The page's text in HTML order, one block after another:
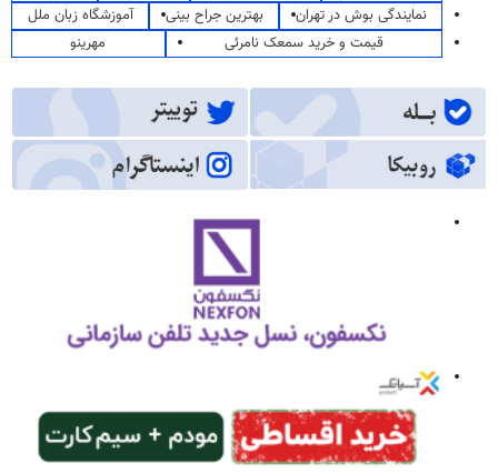
نمایندگی بوش در تهران
بهترین جراح بینی
آموزشگاه زبان ملل
قیمت و خرید سمعک نامرئی
مهرینو